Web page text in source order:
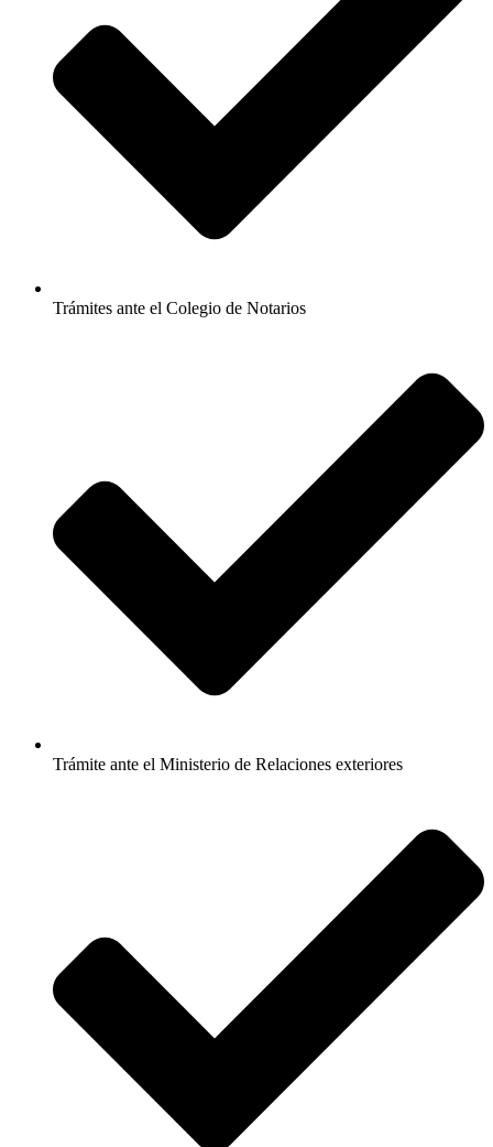
Trámites ante el Colegio de Notarios
Trámite ante el Ministerio de Relaciones exteriores